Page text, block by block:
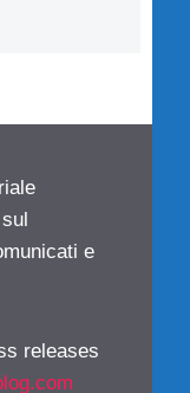
e
releases